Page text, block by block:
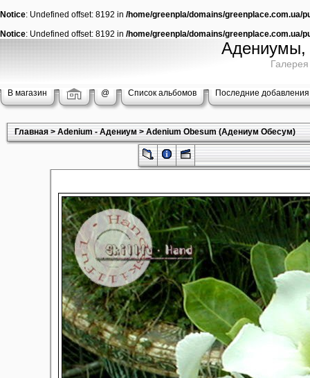
Notice: Undefined offset: 8192 in /home/greenpla/domains/greenplace.com.ua/
Notice: Undefined offset: 8192 in /home/greenpla/domains/greenplace.com.ua/
Адениумы,
В магазин @ Список альбомов Последние добавления
Главная>Adenium - Адениум>Adenium Obesum (Адениум Обесум)